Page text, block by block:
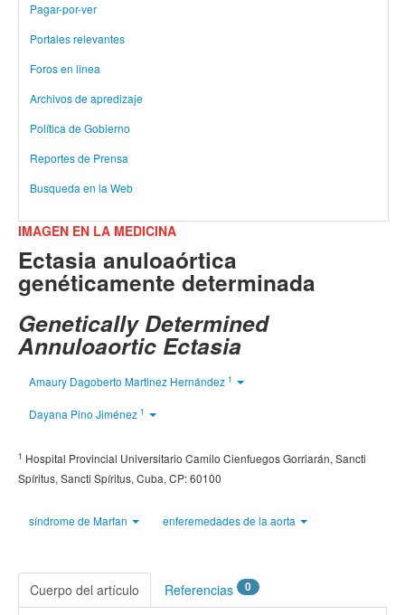
Pagar-por-ver
Portales relevantes
Foros en linea
Archivos de apredizaje
Política de Gobierno
Reportes de Prensa
Busqueda en la Web
IMAGEN EN LA MEDICINA
Ectasia anuloaórtica
genéticamente determinada
Genetically Determined
Annuloaortic Ectasia
Amaury Dagoberto Martinez Hernández 1
Dayana Pino Jiménez 1
1 Hospital Provincial Universitario Camilo Cienfuegos Gorriarán, Sancti
Spíritus, Sancti Spíritus, Cuba, CP: 60100
síndrome de Marfan enferemedades de la aorta
Cuerpo del artículo Referencias 0